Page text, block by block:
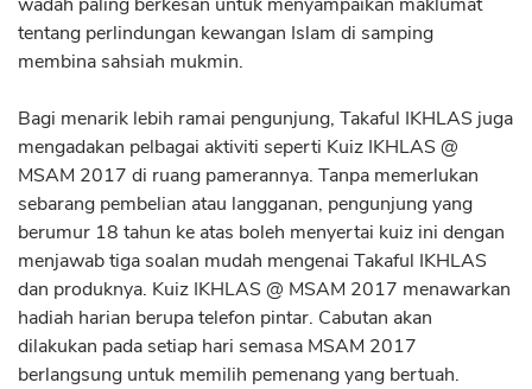
tentang perlindungan kewangan Islam di samping
membina sahsiah mukmin.
Bagi menarik lebih ramai pengunjung, Takaful IKHLAS juga
mengadakan pelbagai aktiviti seperti Kuiz IKHLAS @
MSAM 2017 di ruang pamerannya. Tanpa memerlukan
sebarang pembelian atau langganan, pengunjung yang
berumur 18 tahun ke atas boleh menyertai kuiz ini dengan
menjawab tiga soalan mudah mengenai Takaful IKHLAS
dan produknya. Kuiz IKHLAS @ MSAM 2017 menawarkan
hadiah harian berupa telefon pintar. Cabutan akan
dilakukan pada setiap hari semasa MSAM 2017
berlangsung untuk memilih pemenang yang bertuah.